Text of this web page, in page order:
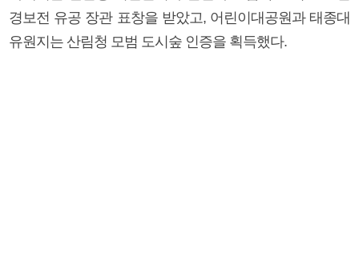
경보전 유공 장관 표창을 받았고, 어린이대공원과 태종대
유원지는 산림청 모범 도시숲 인증을 획득했다.